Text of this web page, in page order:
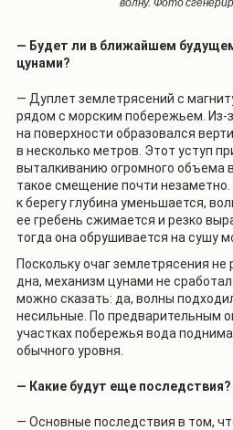
— Будет ли в ближайшем
цунами?
— Дуплет землетрясений с
рядом с морским побережьем. Из-
на поверхности образовался
в несколько метров. Этот уступ
выталкиванию огромного объема
такое смещение почти
к берегу глубина уменьшается,
ее гребень сжимается и резко
тогда она обрушивается на сушу
Поскольку очаг землетрясения не
дна, механизм цунами не
можно сказать: да, волны
несильные. По предварительным
участках побережья вода
обычного уровня.
— Какие будут еще последствия?
— Основные последствия в том,